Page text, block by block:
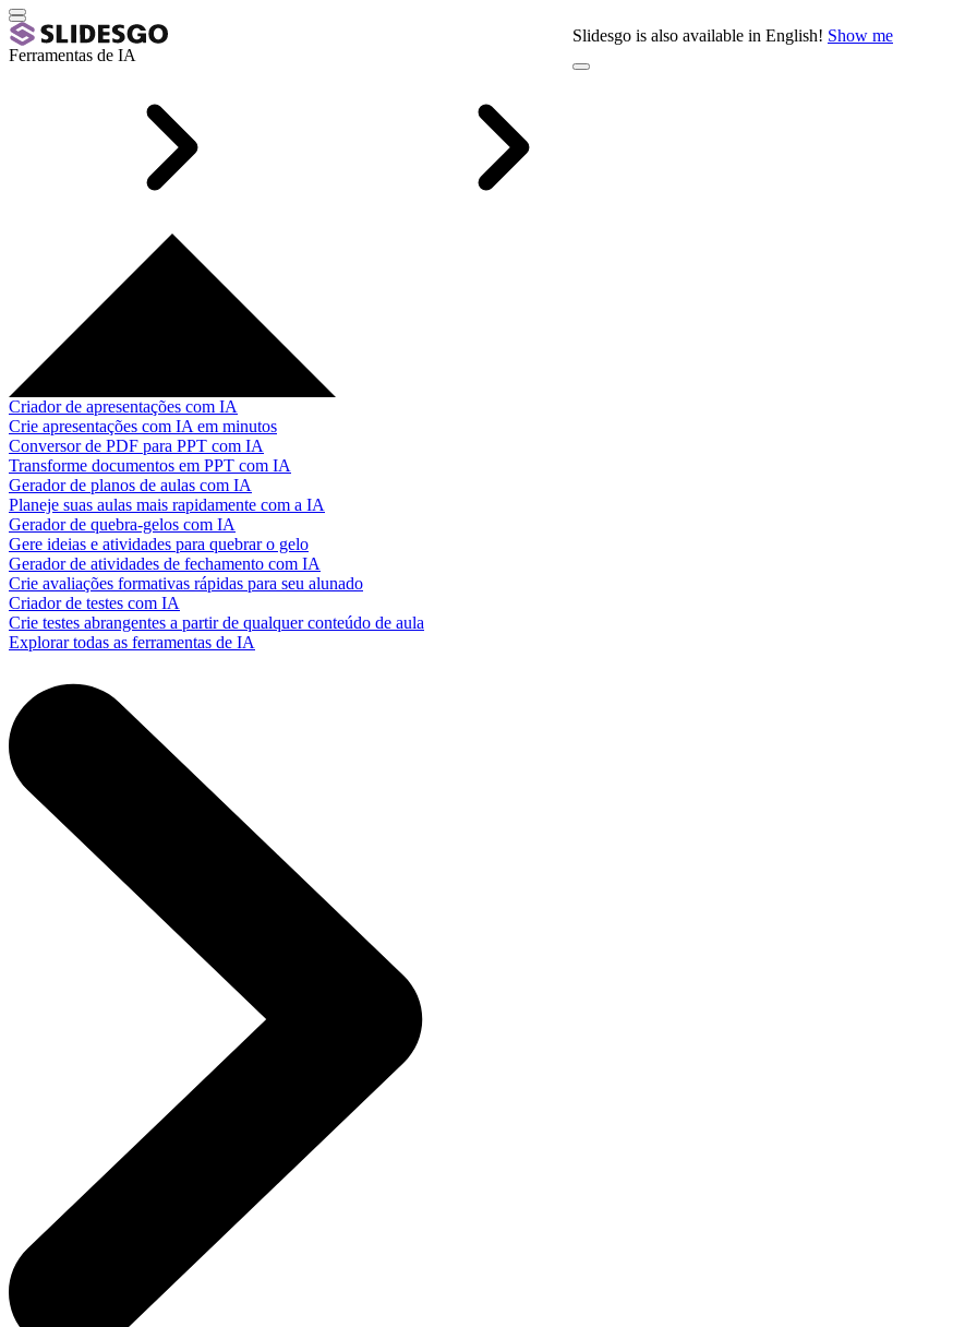
Slidesgo is also available in English! Show me
Ferramentas de IA
Criador de apresentações com IA
Crie apresentações com IA em minutos
Conversor de PDF para PPT com IA
Transforme documentos em PPT com IA
Gerador de planos de aulas com IA
Planeje suas aulas mais rapidamente com a IA
Gerador de quebra-gelos com IA
Gere ideias e atividades para quebrar o gelo
Gerador de atividades de fechamento com IA
Crie avaliações formativas rápidas para seu alunado
Criador de testes com IA
Crie testes abrangentes a partir de qualquer conteúdo de aula
Explorar todas as ferramentas de IA